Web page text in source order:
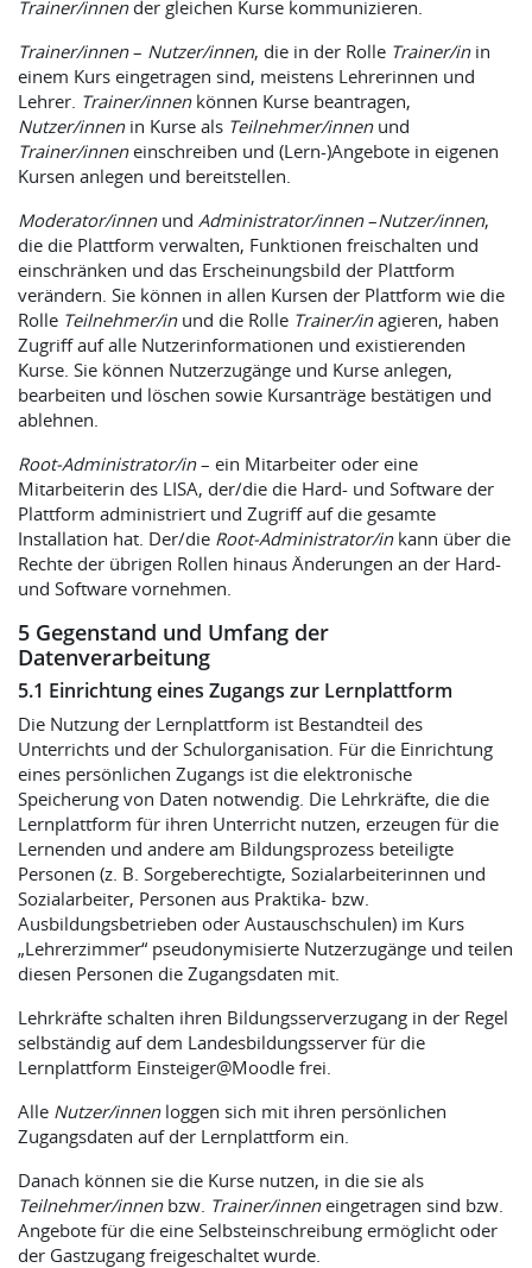
Trainer/innender gleichen Kurse kommunizieren.
Trainer/innen– Nutzer/innen, die in der Rolle Trainer/inin
einem Kurs eingetragen sind, meistens Lehrerinnen und
Lehrer. Trainer/innenkönnen Kurse beantragen,
Nutzer/innenin Kurse als Teilnehmer/innenund
Trainer/inneneinschreiben und (Lern-)Angebote in eigenen
Kursen anlegen und bereitstellen.
Moderator/innenund Administrator/innen–Nutzer/innen,
die die Plattform verwalten, Funktionen freischalten und
einschränken und das Erscheinungsbild der Plattform
verändern. Sie können in allen Kursen der Plattform wie die
Rolle Teilnehmer/inund die Rolle Trainer/inagieren, haben
Zugriff auf alle Nutzerinformationen und existierenden
Kurse. Sie können Nutzerzugänge und Kurse anlegen,
bearbeiten und löschen sowie Kursanträge bestätigen und
ablehnen.
Root-Administrator/in– ein Mitarbeiter oder eine
Mitarbeiterin des LISA, der/die die Hard- und Software der
Plattform administriert und Zugriff auf die gesamte
Installation hat. Der/die Root-Administrator/inkann über die
Rechte der übrigen Rollen hinaus Änderungen an der Hard-
und Software vornehmen.
5 Gegenstand und Umfang der
Datenverarbeitung
5.1 Einrichtung eines Zugangs zur Lernplattform
Die Nutzung der Lernplattform ist Bestandteil des
Unterrichts und der Schulorganisation. Für die Einrichtung
eines persönlichen Zugangs ist die elektronische
Speicherung von Daten notwendig. Die Lehrkräfte, die die
Lernplattform für ihren Unterricht nutzen, erzeugen für die
Lernenden und andere am Bildungsprozess beteiligte
Personen (z. B. Sorgeberechtigte, Sozialarbeiterinnen und
Sozialarbeiter, Personen aus Praktika- bzw.
Ausbildungsbetrieben oder Austauschschulen) im Kurs
„Lehrerzimmer“ pseudonymisierte Nutzerzugänge und teilen
diesen Personen die Zugangsdaten mit.
Lehrkräfte schalten ihren Bildungsserverzugang in der Regel
selbständig auf dem Landesbildungsserver für die
Lernplattform Einsteiger@Moodle frei.
Alle Nutzer/innenloggen sich mit ihren persönlichen
Zugangsdaten auf der Lernplattform ein.
Danach können sie die Kurse nutzen, in die sie als
Teilnehmer/innenbzw. Trainer/inneneingetragen sind bzw.
Angebote für die eine Selbsteinschreibung ermöglicht oder
der Gastzugang freigeschaltet wurde.